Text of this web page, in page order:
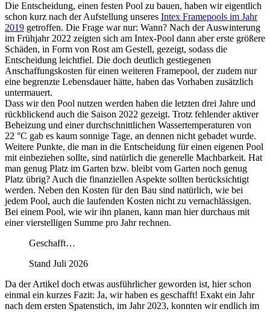
Die Entscheidung, einen festen Pool zu bauen, haben wir eigentlich
schon kurz nach der Aufstellung unseres Intex Framepools im Jahr
2019 getroffen. Die Frage war nur: Wann? Nach der Auswinterung
im Frühjahr 2022 zeigten sich am Intex-Pool dann aber erste größere
Schäden, in Form von Rost am Gestell, gezeigt, sodass die
Entscheidung leichtfiel. Die doch deutlich gestiegenen
Anschaffungskosten für einen weiteren Framepool, der zudem nur
eine begrenzte Lebensdauer hätte, haben das Vorhaben zusätzlich
untermauert.
Dass wir den Pool nutzen werden haben die letzten drei Jahre und
rückblickend auch die Saison 2022 gezeigt. Trotz fehlender aktiver
Beheizung und einer durchschnittlichen Wassertemperaturen von
22 °C gab es kaum sonnige Tage, an dennen nicht gebadet wurde.
Weitere Punkte, die man in die Entscheidung für einen eigenen Pool
mit einbeziehen sollte, sind natürlich die generelle Machbarkeit. Hat
man genug Platz im Garten bzw. bleibt vom Garten noch genug
Platz übrig? Auch die finanziellen Aspekte sollten berücksichtigt
werden. Neben den Kosten für den Bau sind natürlich, wie bei
jedem Pool, auch die laufenden Kosten nicht zu vernachlässigen.
Bei einem Pool, wie wir ihn planen, kann man hier durchaus mit
einer vierstelligen Summe pro Jahr rechnen.
Geschafft…
Stand Juli 2026
Da der Artikel doch etwas ausführlicher geworden ist, hier schon
einmal ein kurzes Fazit: Ja, wir haben es geschafft! Exakt ein Jahr
nach dem ersten Spatenstich, im Jahr 2023, konnten wir endlich im